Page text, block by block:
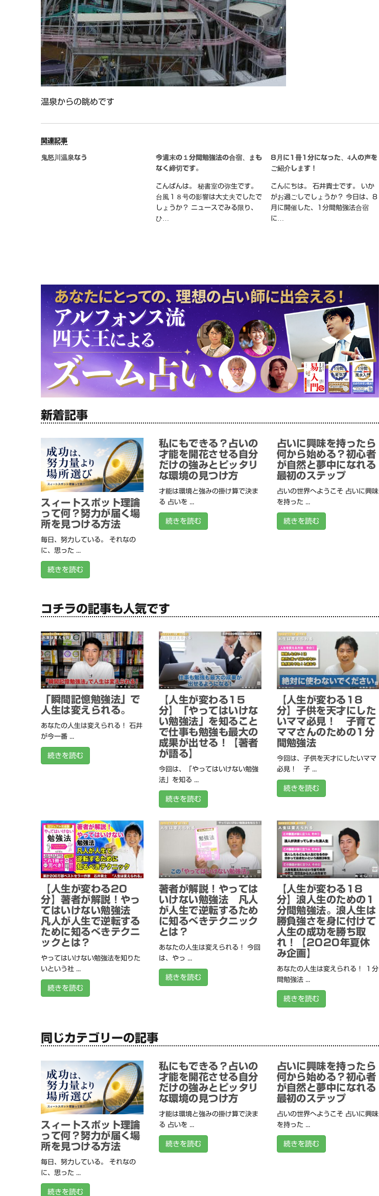
温泉からの眺めです
関連記事
鬼怒川温泉なう
今週末の１分間勉強法の合宿、まも
なく締切です。
こんばんは。 秘書室の弥生です。
台風１８号の影響は大丈夫でしたで
しょうか？ ニュースでみる限り、
ひ…
8月に1冊1分になった、4人の声を
ご紹介します！
こんにちは。 石井貴士です。 いか
がお過ごしでしょうか？ 今日は、8
月に開催した、1分間勉強法合宿
に…
新着記事
スィートスポット理論
って何？努力が届く場
所を見つける方法
毎日、努力している。 それなの
に、思った ...
続きを読む
私にもできる？占いの
才能を開花させる自分
だけの強みとピッタリ
な環境の見つけ方
才能は環境と強みの掛け算で決ま
る 占いを ...
続きを読む
占いに興味を持ったら
何から始める？初心者
が自然と夢中になれる
最初のステップ
占いの世界へようこそ 占いに興味
を持った ...
続きを読む
コチラの記事も人気です
「瞬間記憶勉強法」で
人生は変えられる。
あなたの人生は変えられる！ 石井
が今一番 ...
続きを読む
【人生が変わる15
分】「やってはいけな
い勉強法」を知ること
で仕事も勉強も最大の
成果が出せる！【著者
が語る】
今回は、「やってはいけない勉強
法」を知る ...
続きを読む
【人生が変わる18
分】子供を天才にした
いママ必見！ 子育て
ママさんのための1分
間勉強法
今回は、子供を天才にしたいママ
必見！ 子 ...
続きを読む
【人生が変わる20
分】著者が解説！やっ
てはいけない勉強法
凡人が人生で逆転する
ために知るべきテクニ
ックとは？
やってはいけない勉強法を知りた
いという社 ...
続きを読む
著者が解説！やっては
いけない勉強法 凡人
が人生で逆転するため
に知るべきテクニック
とは？
あなたの人生は変えられる！ 今回
は、やっ ...
続きを読む
【人生が変わる18
分】浪人生のための1
分間勉強法。浪人生は
勝負強さを身に付けて
人生の成功を勝ち取
れ！【2020年夏休
み企画】
あなたの人生は変えられる！ １分
間勉強法 ...
続きを読む
同じカテゴリーの記事
スィートスポット理論
って何？努力が届く場
所を見つける方法
毎日、努力している。 それなの
に、思った ...
続きを読む
私にもできる？占いの
才能を開花させる自分
だけの強みとピッタリ
な環境の見つけ方
才能は環境と強みの掛け算で決ま
る 占いを ...
続きを読む
占いに興味を持ったら
何から始める？初心者
が自然と夢中になれる
最初のステップ
占いの世界へようこそ 占いに興味
を持った ...
続きを読む